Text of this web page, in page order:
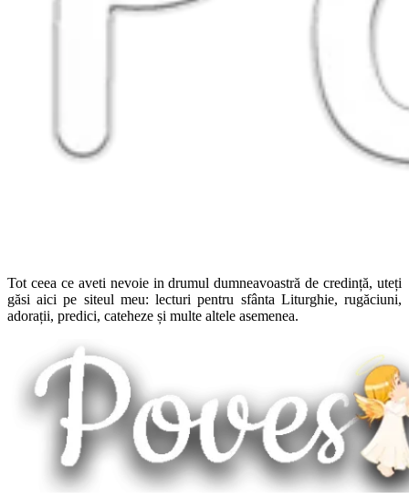
Tot ceea ce aveti nevoie in drumul dumneavoastră de credință, uteți
găsi aici pe siteul meu: lecturi pentru sfânta Liturghie, rugăciuni,
adorații, predici, cateheze și multe altele asemenea.